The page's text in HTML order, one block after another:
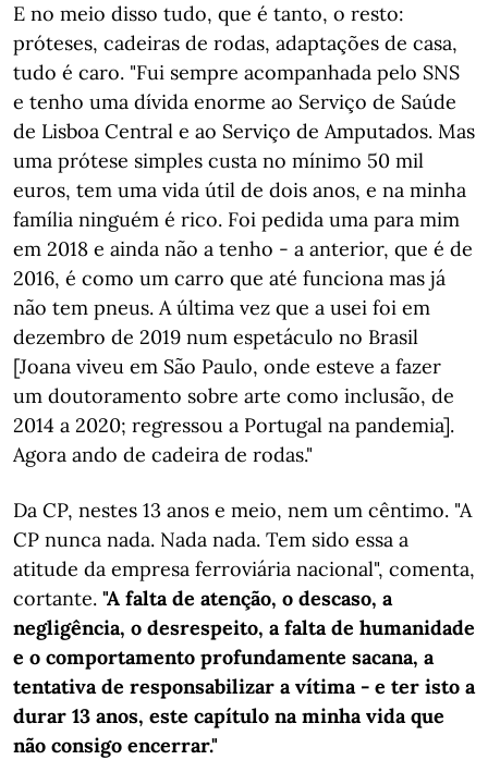
E no meio disso tudo, que é tanto, o resto:
próteses, cadeiras de rodas, adaptações de casa,
tudo é caro. "Fui sempre acompanhada pelo SNS
e tenho uma dívida enorme ao Serviço de Saúde
de Lisboa Central e ao Serviço de Amputados. Mas
uma prótese simples custa no mínimo 50 mil
euros, tem uma vida útil de dois anos, e na minha
família ninguém é rico. Foi pedida uma para mim
em 2018 e ainda não a tenho - a anterior, que é de
2016, é como um carro que até funciona mas já
não tem pneus. A última vez que a usei foi em
dezembro de 2019 num espetáculo no Brasil
[Joana viveu em São Paulo, onde esteve a fazer
um doutoramento sobre arte como inclusão, de
2014 a 2020; regressou a Portugal na pandemia].
Agora ando de cadeira de rodas."
Da CP, nestes 13 anos e meio, nem um cêntimo. "A
CP nunca nada. Nada nada. Tem sido essa a
atitude da empresa ferroviária nacional", comenta,
cortante. "A falta de atenção, o descaso, a
negligência, o desrespeito, a falta de humanidade
e o comportamento profundamente sacana, a
tentativa de responsabilizar a vítima - e ter isto a
durar 13 anos, este capítulo na minha vida que
não consigo encerrar."